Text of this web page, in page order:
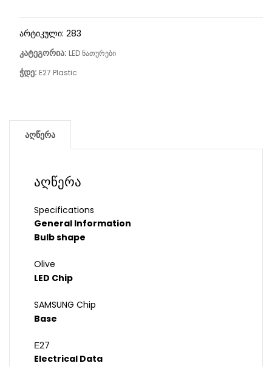
არტიკული: 283
კატეგორია: LED ნათურები
ჭდე: E27 Plastic
აღწერა
აღწერა
Specifications
General Information
Bulb shape
Olive
LED Chip
SAMSUNG Chip
Base
Е27
Electrical Data